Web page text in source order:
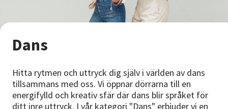
Nyheter
Avdelningar
Dans
Hitta rytmen och uttryck dig själv i världen av dans
tillsammans med oss. Vi öppnar dörrarna till en
energifylld och kreativ sfär där dans blir språket för
ditt inre uttryck. I vår kategori "Dans" erbjuder vi en